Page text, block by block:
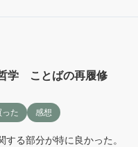
学 ことばの再履修
った 感想
る部分が特に良かった。